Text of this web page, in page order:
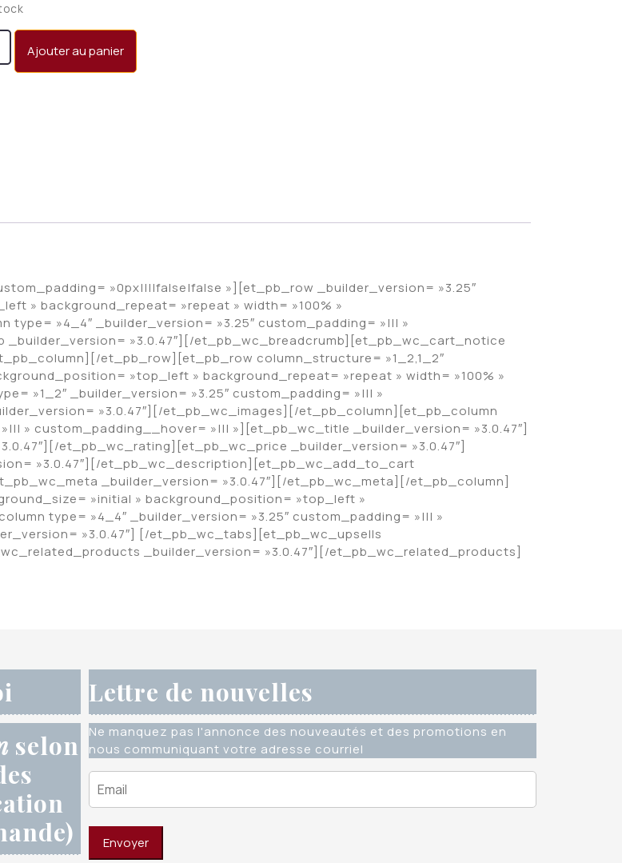
de Nicola, un combat silencieux
Ajouter au panier
»0px||||false|false »][et_pb_row _builder_version= »3.25″
» background_repeat= »repeat » width= »100% »
»4_4″ _builder_version= »3.25″ custom_padding= »||| »
»3.0.47″][/et_pb_wc_breadcrumb][et_pb_wc_cart_notice
et_pb_row][et_pb_row column_structure= »1_2,1_2″
»top_left » background_repeat= »repeat » width= »100% »
»1_2″ _builder_version= »3.25″ custom_padding= »||| »
»3.0.47″][/et_pb_wc_images][/et_pb_column][et_pb_column
» custom_padding__hover= »||| »][et_pb_wc_title _builder_version= »3.0.47″]
et_pb_wc_rating][et_pb_wc_price _builder_version= »3.0.47″]
»3.0.47″][/et_pb_wc_description][et_pb_wc_add_to_cart
_builder_version= »3.0.47″][/et_pb_wc_meta][/et_pb_column]
»initial » background_position= »top_left »
type= »4_4″ _builder_version= »3.25″ custom_padding= »||| »
»3.0.47″] [/et_pb_wc_tabs][et_pb_wc_upsells
_builder_version= »3.0.47″][/et_pb_wc_related_products]
selon
Lettre de nouvelles
Ne manquez pas l'annonce des nouveautés et des promotions en
nous communiquant votre adresse courriel